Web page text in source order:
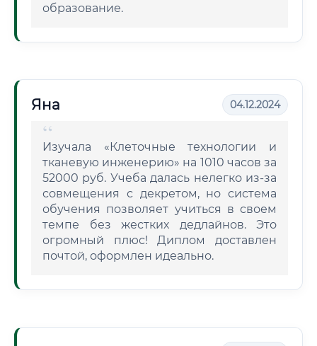
образование.
Яна 04.12.2024
Изучала «Клеточные технологии и
тканевую инженерию» на 1010 часов за
52000 руб. Учеба далась нелегко из-за
совмещения с декретом, но система
обучения позволяет учиться в своем
темпе без жестких дедлайнов. Это
огромный плюс! Диплом доставлен
почтой, оформлен идеально.